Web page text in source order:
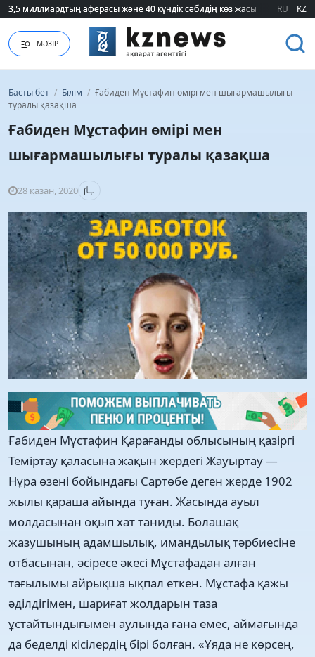
3,5 миллиардтың аферасы және 40 күндік сәбидің көз жасы:
3,5 миллиардтың аферасы және 40 күндік сәбидің көз жасы: RU KZ
МӘЗІР
Басты бет / Білім / Ғабиден Мұстафин өмірі мен шығармашылығы
туралы қазақша
Ғабиден Мұстафин өмірі мен
шығармашылығы туралы қазақша
28 қазан, 2020
Ғабиден Мұстафин Қарағанды облысының қазіргі
Теміртау қаласына жақын жердегі Жауыртау —
Нұра өзені бойындағы Сартөбе деген жерде 1902
жылы қараша айында туған. Жасында ауыл
молдасынан оқып хат таниды. Болашақ
жазушының адамшылық, имандылық тәрбиесіне
отбасынан, әсіресе әкесі Мұстафадан алған
тағылымы айрықша ықпал еткен. Мұстафа қажы
әділдігімен, шариғат жолдарын таза
ұстайтындығымен аулында ғана емес, аймағында
да беделді кісілердің бірі болған. «Ұяда не көрсең,